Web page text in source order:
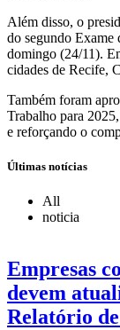
Além disso, o
do segundo Exame
domingo (24/11).
cidades de Recife,
Também foram
Trabalho para
e reforçando o
Últimas notícias
All
noticia
Empresas
devem
Relatório